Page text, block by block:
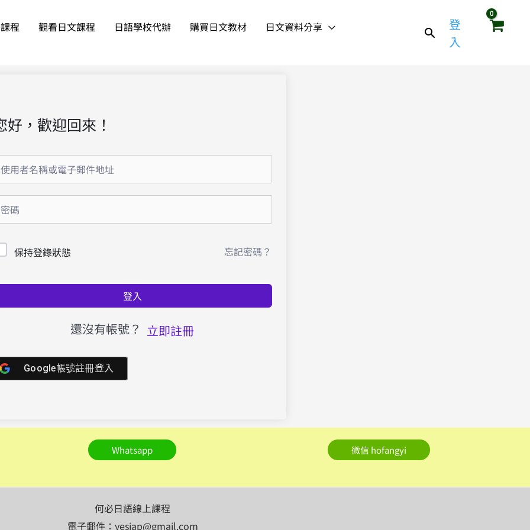
程 觀看日文課程 日語學校代辦 購買日文教材
日文資料分享
登
入
好，歡迎回來！
保持登錄狀態 忘記密碼？
登入
還沒有帳號？ 立即註冊
Google帳號註冊登入
Whatsapp 微信 hofangyi
何必日語線上課程
電子郵件：yesjap@gmail.com